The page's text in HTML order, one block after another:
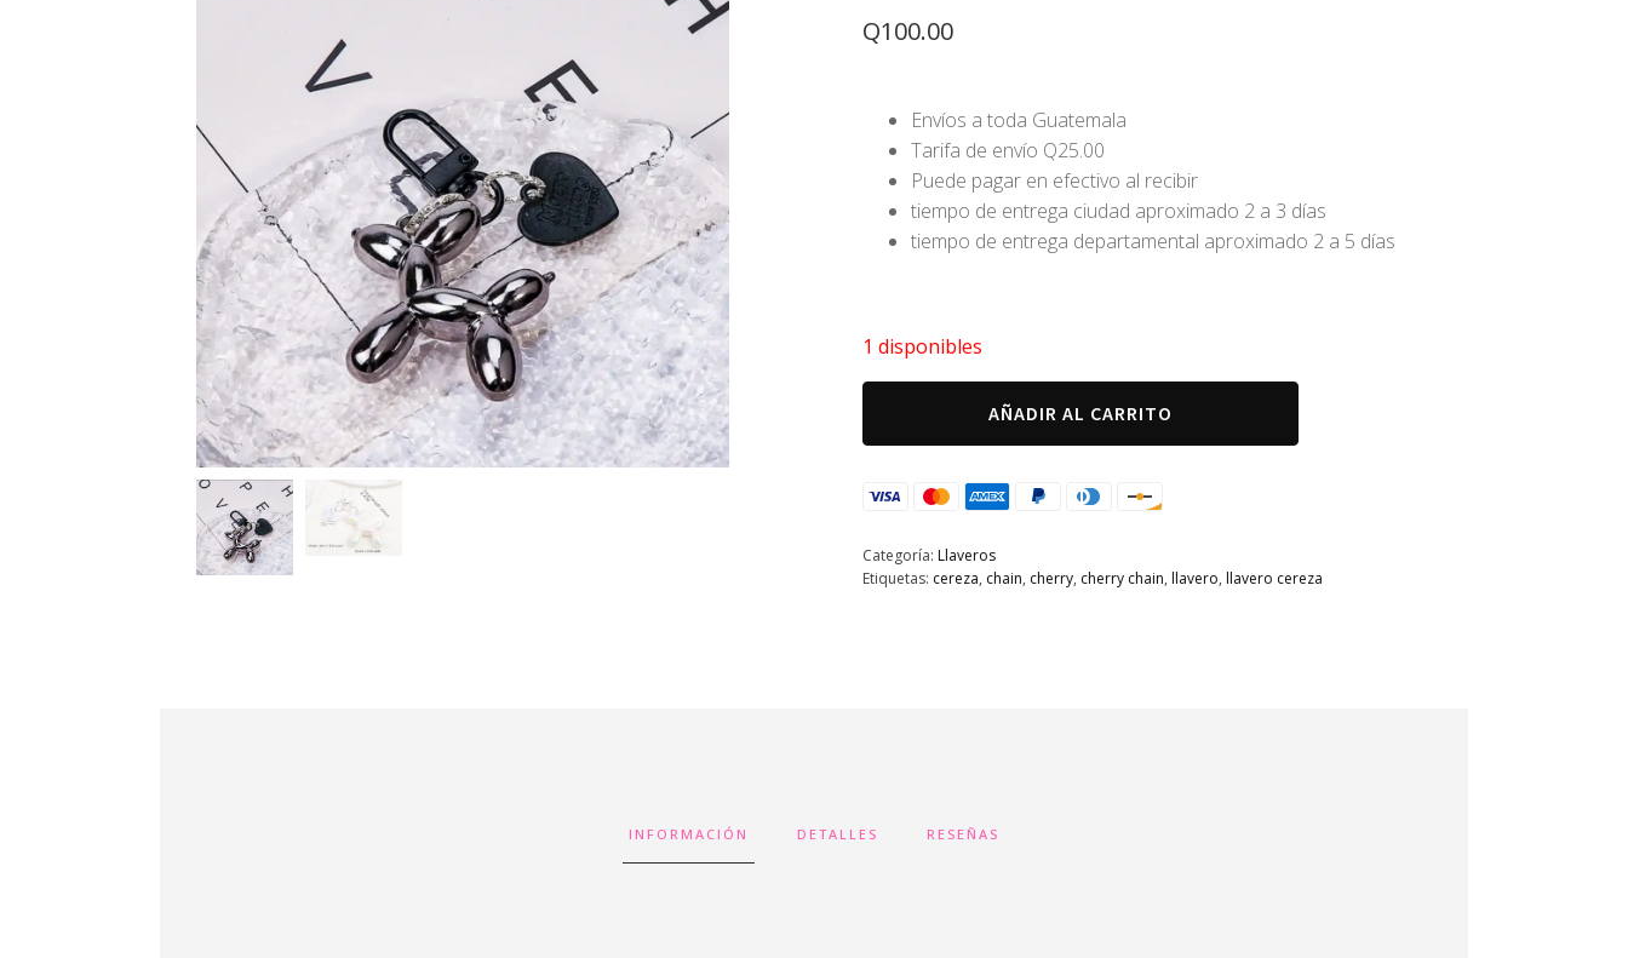
Q100.00
Envíos a toda Guatemala
Tarifa de envío Q25.00
Puede pagar en efectivo al recibir
tiempo de entrega ciudad aproximado 2 a 3 días
tiempo de entrega departamental aproximado 2 a 5 días
1 disponibles
doggy
cantidad
AÑADIR AL CARRITO
Categoría: Llaveros
Etiquetas: cereza, chain, cherry, cherry chain, llavero, llavero cereza
INFORMACIÓN DETALLES RESEÑAS